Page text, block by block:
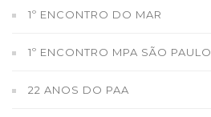
1º ENCONTRO DO MAR
1º ENCONTRO MPA SÃO PAULO
22 ANOS DO PAA